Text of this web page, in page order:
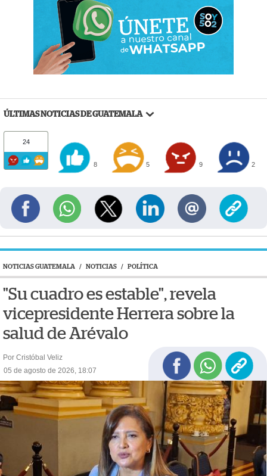
ÚLTIMAS NOTICIAS DE GUATEMALA
24
8 5 9 2
NOTICIAS GUATEMALA / NOTICIAS / POLÍTICA
"Su cuadro es estable", revela
vicepresidente Herrera sobre la
salud de Arévalo
Por Cristóbal Veliz
05 de agosto de 2026, 18:07